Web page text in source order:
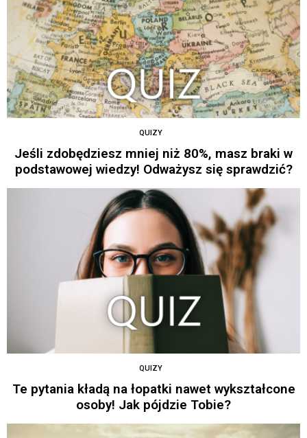
QUIZY
Jeśli zdobędziesz mniej niż 80%, masz braki w
podstawowej wiedzy! Odważysz się sprawdzić?
QUIZY
Te pytania kładą na łopatki nawet wykształcone
osoby! Jak pójdzie Tobie?